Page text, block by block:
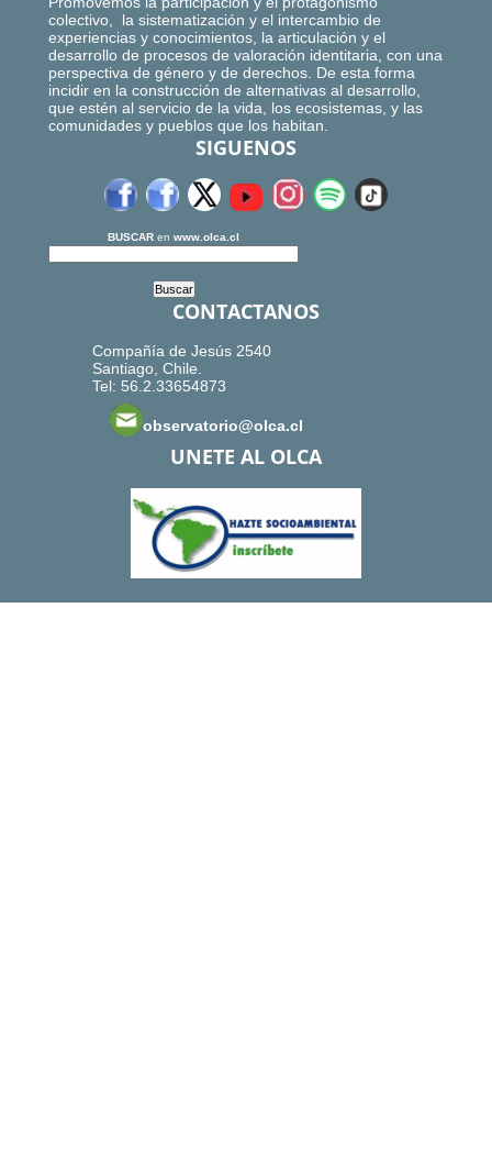
colectivo, la sistematización y el intercambio de
experiencias y conocimientos, la articulación y el
desarrollo de procesos de valoración identitaria, con una
perspectiva de género y de derechos. De esta forma
incidir en la construcción de alternativas al desarrollo,
que estén al servicio de la vida, los ecosistemas, y las
comunidades y pueblos que los habitan.
SIGUENOS
BUSCAR en www.olca.cl
CONTACTANOS
Compañía de Jesús 2540
Santiago, Chile.
Tel: 56.2.33654873
observatorio@olca.cl
UNETE AL OLCA